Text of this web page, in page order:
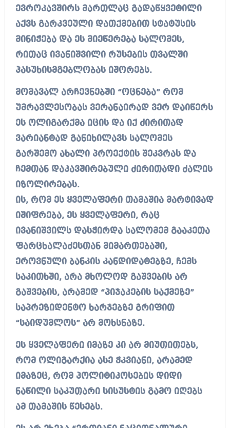
ევროკავშირს მართლაც გადაწყვეტილი
აქვს გარკვეული დათქმებით სტატუსის
მინიჭება და ეს მიეწერება სალომეს,
რითაც ივანიშვილი რუსების თვალში
პასუხისმგებლობას იშორებს.
მომავალ არჩევნებში “ოცნება” რომ
უმრავლესობას ვერანაირად ვერ დაიწერს
ეს ოლიგარქმა იცის და იქ ძირითად
ვარიანტად განიხილავს სალომეს
გარშემო ახალი პროექტის შეკვრას და
ჩემთან დაკავშირებული ძირითადი ძალის
იზოლირებას.
ის, რომ ეს ყველაფერი თამაშია მარტივად
იშიფრება, ეს ყველაფერი, რაც
ივანიშვილს დასჭირდა სალომემ გააკეთა
ფარცხალაძესთან მიმართებაში,
ეროვნული ბანკის კანდიდატებზე, ჩემს
საკითხში, არა მხოლოდ გაშვების არ
გაშვების, არამედ “პიჯაკების საქმეზე”
საპრეზიდენტო ხარჯებზე გრიფით
“საიდუმლოს” არ მოხსნაზე.
ეს ყველაფერი იმაზე კი არ მიუთითებს,
რომ ოლიგარქია ასე ჭკვიანი, არამედ
იმაზეც, რომ პოლიტიკოსების დიდი
ნაწილი საკუთარი სისუსტის გამო იღებს
ამ თამაშის წესებს.